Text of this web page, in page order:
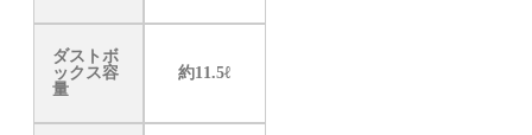
ダストボ
ックス容
量
約11.5ℓ